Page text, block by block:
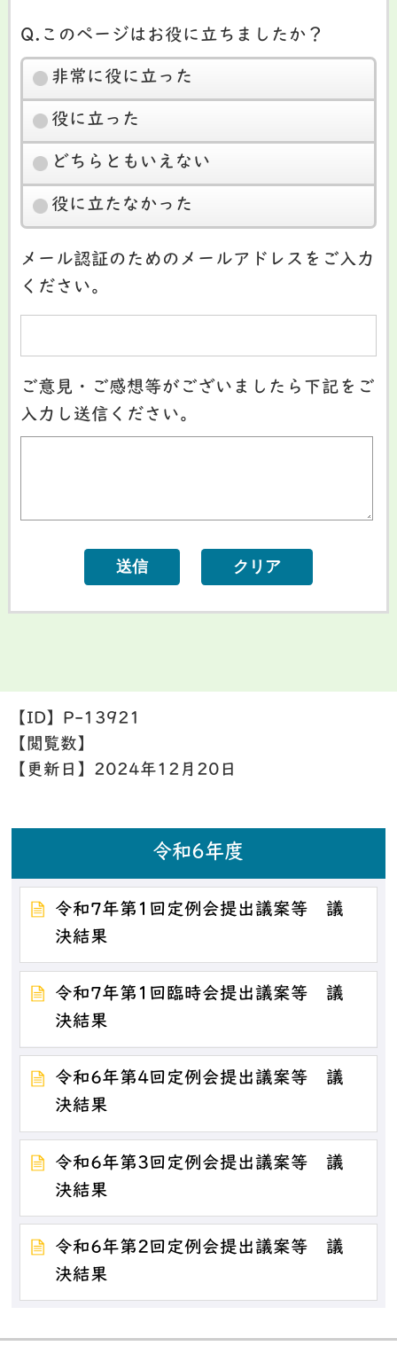
Q.このページはお役に立ちましたか？
非常に役に立った
役に立った
どちらともいえない
役に立たなかった
メール認証のためのメールアドレスをご入力
ください。
ご意見・ご感想等がございましたら下記をご
入力し送信ください。
【ID】 P-13921
【閲覧数】
【更新日】 2024年12月20日
令和6年度
令和7年第1回定例会提出議案等 議
決結果
令和7年第1回臨時会提出議案等 議
決結果
令和6年第4回定例会提出議案等 議
決結果
令和6年第3回定例会提出議案等 議
決結果
令和6年第2回定例会提出議案等 議
決結果